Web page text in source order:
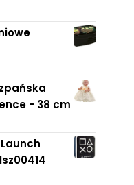
- 38 cm